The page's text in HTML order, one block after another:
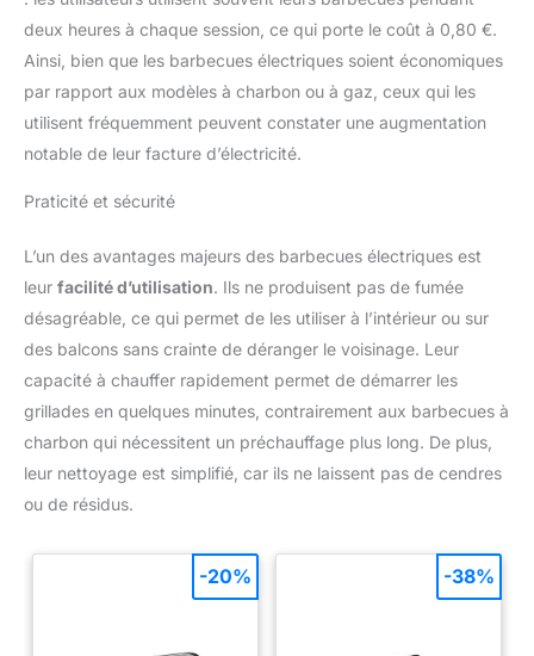
deux heures à chaque session, ce qui porte le coût à 0,80 €.
Ainsi, bien que les barbecues électriques soient économiques
par rapport aux modèles à charbon ou à gaz, ceux qui les
utilisent fréquemment peuvent constater une augmentation
notable de leur facture d’électricité.
Praticité et sécurité
L’un des avantages majeurs des barbecues électriques est
leur facilité d’utilisation. Ils ne produisent pas de fumée
désagréable, ce qui permet de les utiliser à l’intérieur ou sur
des balcons sans crainte de déranger le voisinage. Leur
capacité à chauffer rapidement permet de démarrer les
grillades en quelques minutes, contrairement aux barbecues à
charbon qui nécessitent un préchauffage plus long. De plus,
leur nettoyage est simplifié, car ils ne laissent pas de cendres
ou de résidus.
-20% -38%